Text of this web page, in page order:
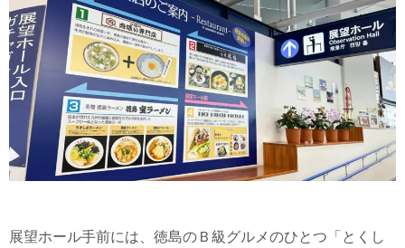
展望ホール手前には、徳島のＢ級グルメのひとつ「とくし